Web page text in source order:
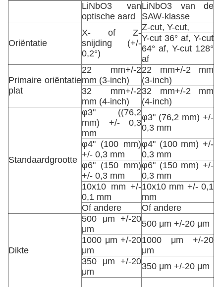
LiNbO3 van
optische aard
LiNbO3 van de
SAW-klasse
Oriëntatie
X- of Z-
snijding (+/-
0,2°)
Z-cut, Y-cut,
Y-cut 36° af, Y-cut
64° af, Y-cut 128°
af
Primaire oriëntatie
plat
22 mm+/-2
mm (3-inch)
22 mm+/-2 mm
(3-inch)
32 mm+/-2
mm (4-inch)
32 mm+/-2 mm
(4-inch)
Standaardgrootte
φ3" ((76,2
mm) +/- 0,3
mm
φ3" (76,2 mm) +/-
0,3 mm
φ4" (100 mm)
+/- 0,3 mm
φ4" (100 mm) +/-
0,3 mm
φ6" (150 mm)
+/- 0,3 mm
φ6" (150 mm) +/-
0,3 mm
10x10 mm +/-
0,1 mm
10x10 mm +/- 0,1
mm
Of andere
Of andere
Dikte
500 μm +/-20
μm
500 μm +/-20 μm
1000 μm +/-20
μm
1000 μm +/-20
μm
350 μm +/-20
μm
350 μm +/-20 μm